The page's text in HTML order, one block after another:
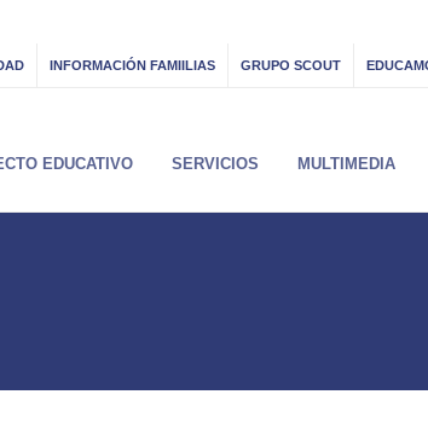
INFORMACIÓN FAMIILIAS GRUPO SCOUT
EDUCATIVO SERVICIOS MULTIMEDIA